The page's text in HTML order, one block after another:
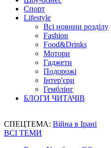
Спорт
Lifestyle
Всі новини розділу
Fashion
Food&Drinks
Мотори
Гаджети
Подорожі
Інтер'єри
Гемблінг
БЛОГИ ЧИТАЧІВ
СПЕЦТЕМА: Війна в Ірані
ВСІ ТЕМИ